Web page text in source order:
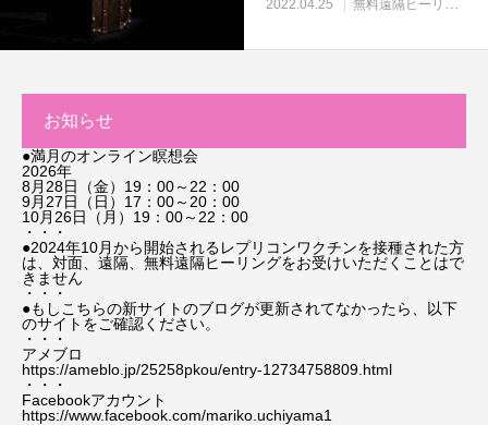
2022.04.25 無料遠隔ヒーリング
お知らせ
●満月のオンライン瞑想会
2026年
8月28日（金）19：00～22：00
9月27日（日）17：00～20：00
10月26日（月）19：00～22：00
・・・
●2024年10月から開始されるレプリコンワクチンを接種された方
は、対面、遠隔、無料遠隔ヒーリングをお受けいただくことはで
きません
・・・
●もしこちらの新サイトのブログが更新されてなかったら、以下
のサイトをご確認ください。
・・・
アメブロ
https://ameblo.jp/25258pkou/entry-12734758809.html
・・・
Facebookアカウント
https://www.facebook.com/mariko.uchiyama1